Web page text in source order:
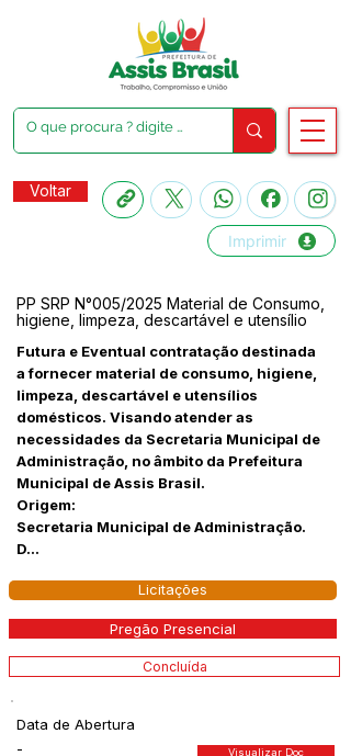
Voltar
Imprimir
PP SRP N°005/2025 Material de Consumo,
higiene, limpeza, descartável e utensílio
Futura e Eventual contratação destinada
a fornecer material de consumo, higiene,
limpeza, descartável e utensílios
domésticos. Visando atender as
necessidades da Secretaria Municipal de
Administração, no âmbito da Prefeitura
Municipal de Assis Brasil.
Origem:
Secretaria Municipal de Administração.
D...
Licitações
Pregão Presencial
Concluída
Data de Abertura
- Visualizar Doc